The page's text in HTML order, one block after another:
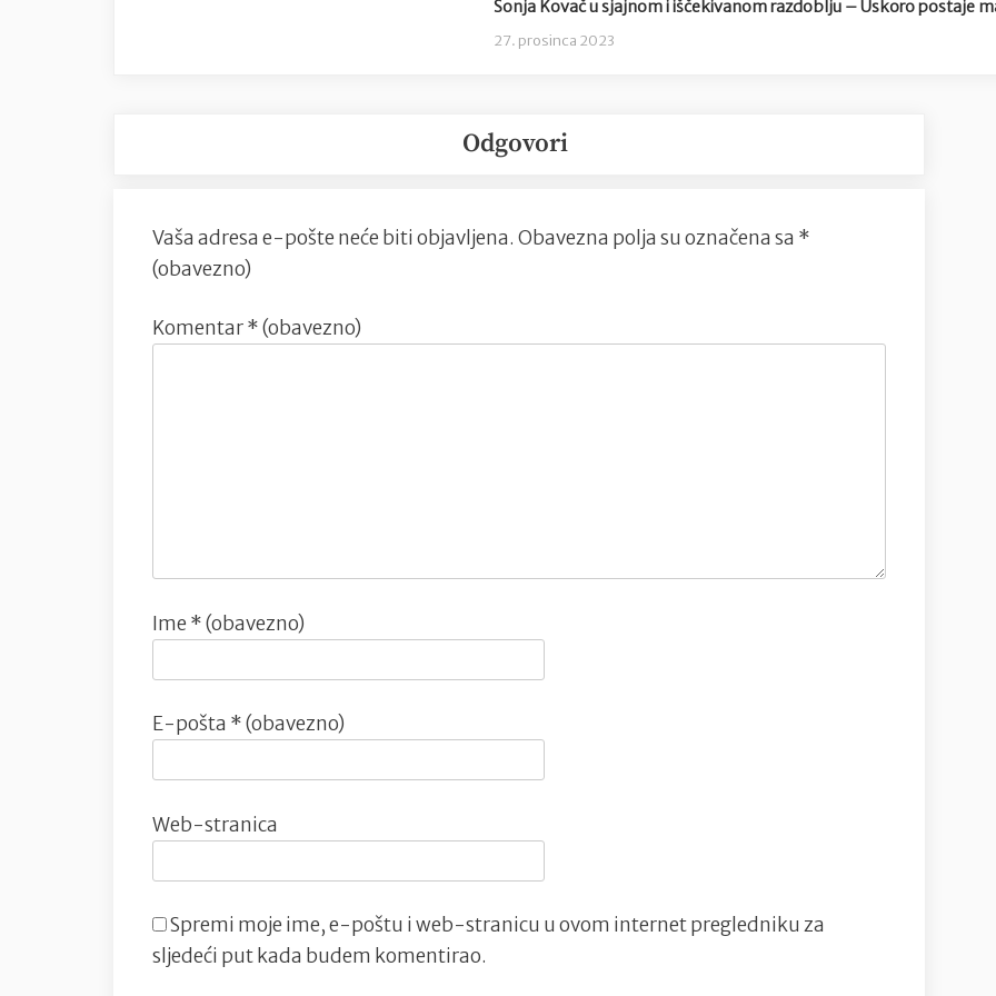
Sonja Kovač u sjajnom i iščekivanom razdoblju – Uskoro postaje
27. prosinca 2023
Odgovori
Vaša adresa e-pošte neće biti objavljena. Obavezna polja su označena sa *
(obavezno)
Komentar* (obavezno)
Ime * (obavezno)
E-pošta * (obavezno)
Web-stranica
Spremi moje ime, e-poštu i web-stranicu u ovom internet pregledniku za
sljedeći put kada budem komentirao.